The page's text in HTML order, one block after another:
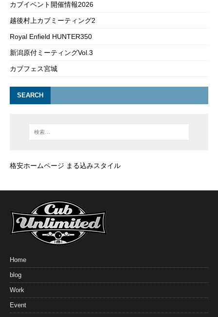
カブイベント開催情報2026
越後村上カブミーティング2
Royal Enfield HUNTER350
新潟原付ミーティングVol.3
カブフェス宮城
SEARCH
格安ホームページ まる込みスタイル
Home
blog
Work
Event